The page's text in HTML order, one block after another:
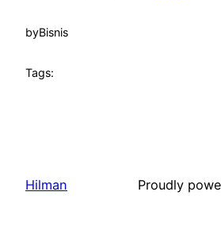
byBisnis
Tags:
Hilman Proudly